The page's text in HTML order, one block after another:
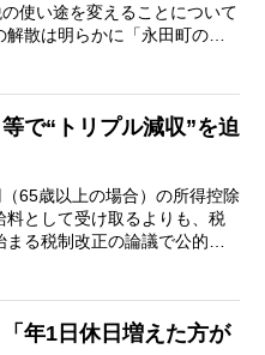
使い途を変えることについて
散は明らかに「永田町の政
で“トリプル減収”を迫
65歳以上の場合）の所得控除
として受け取るよりも、税
る税制改正の論議で公的年
年1日休日増えた方が